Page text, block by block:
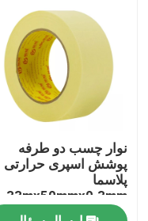
با ما تماس بگیرید
درخواست نقل قول
نوار چسب BOPP
نوار چسب کاغذ کرافت
نوار چسب PET
نوار چسب دو طرفه
پوشش اسپری حرارتی
پلاسما
33mx50mmx0.3mm